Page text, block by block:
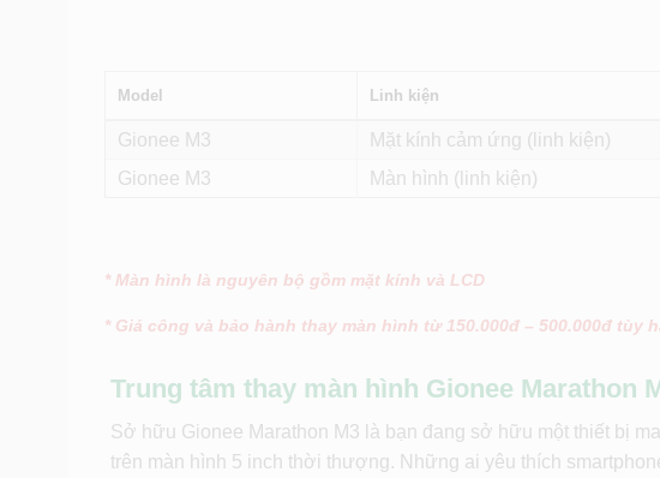
Model Linh kiện
Gionee M3 Mặt kính cảm ứng (linh kiện)
Gionee M3
Màn hình (linh kiện)
* Màn hình là nguyên bộ gồm mặt kính và LCD
* Giá công và bảo hành thay màn hình từ 150.000đ – 500.000đ tùy
Trung tâm thay màn hình Gionee Marathon
Sở hữu Gionee Marathon M3 là bạn đang sở hữu một thiết bị
trên màn hình 5 inch thời thượng. Những ai yêu thích